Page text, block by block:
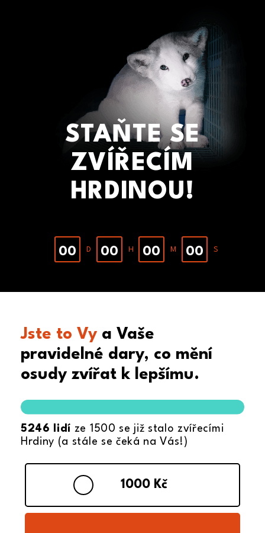
00 D 00 H 00 M 00 S
STAŇTE SE
ZVÍŘECÍM
HRDINOU!
Jste to Vy a Vaše
pravidelné dary, co mění
osudy zvířat k lepšímu.
5246 lidí ze 1500 se již stalo zvířecími
Hrdiny (a stále se čeká na Vás!)
1000 Kč